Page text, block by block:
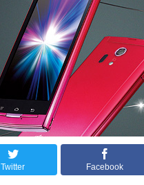
Twitter Facebook